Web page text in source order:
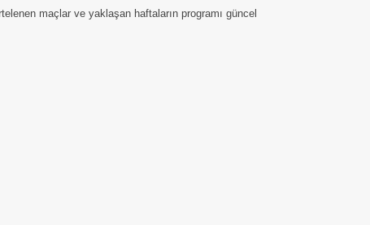
maçlar ve yaklaşan haftaların programı güncel